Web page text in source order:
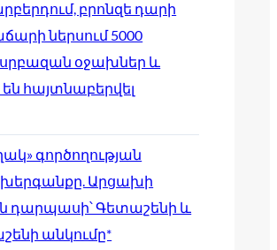
բրոնզե դարի
ներսում 5000
օջախներ և
հայտնաբերվել
գործողության
Արցախի
դարպասի՝ Գետաշենի և
անկումը*